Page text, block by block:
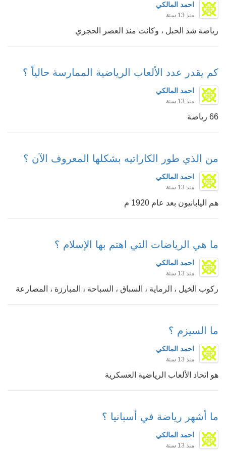
احمد المالكي
منذ 13 سنة
رياضة شد الحبل ، وكانت منذ العصر الحجري
كم يقدر عدد الألعاب الرياضية الممارسة حالياً ؟
احمد المالكي
منذ 13 سنة
66 رياضة
من الذي طور الكاراتيه بشكلها المعروف الآن ؟
احمد المالكي
منذ 13 سنة
هم اليابانيون بعد عام 1920 م
ما هي الرياضات التي اهتم بها الإسلام ؟
احمد المالكي
منذ 13 سنة
ركوب الخيل ، الرماية ، السباق ، السباحة ، المبارزة ، المصارعة
ما السيزم ؟
احمد المالكي
منذ 13 سنة
هو اتحاد الألعاب الرياضية العسكرية
ما أشهر رياضة في أسبانيا ؟
احمد المالكي
منذ 13 سنة